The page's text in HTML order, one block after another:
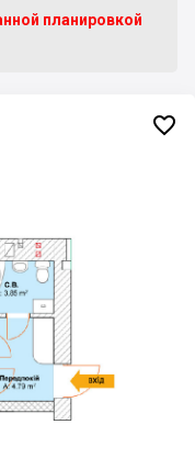
планировкой
